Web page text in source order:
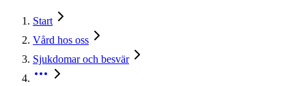
Start
Vård hos oss
Sjukdomar och besvär